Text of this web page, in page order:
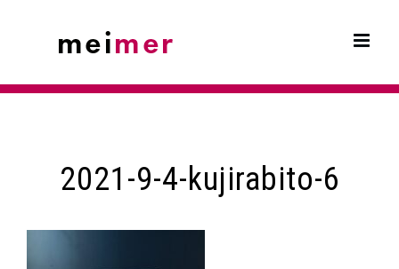
2021-9-4-kujirabito-6